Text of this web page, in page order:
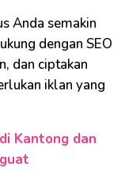
Anda semakin
dengan SEO
dan ciptakan
iklan yang
Kantong dan